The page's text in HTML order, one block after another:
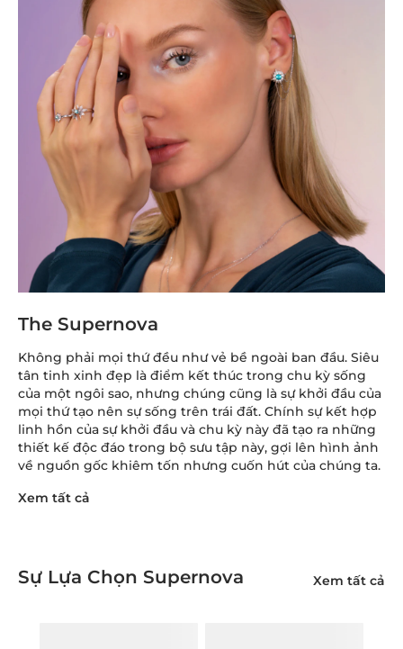
The Supernova
Không phải mọi thứ đều như vẻ bề ngoài ban đầu. Siêu
tân tinh xinh đẹp là điểm kết thúc trong chu kỳ sống
của một ngôi sao, nhưng chúng cũng là sự khởi đầu của
mọi thứ tạo nên sự sống trên trái đất. Chính sự kết hợp
linh hồn của sự khởi đầu và chu kỳ này đã tạo ra những
thiết kế độc đáo trong bộ sưu tập này, gợi lên hình ảnh
về nguồn gốc khiêm tốn nhưng cuốn hút của chúng ta.
Xem tất cả
Sự Lựa Chọn Supernova Xem tất cả